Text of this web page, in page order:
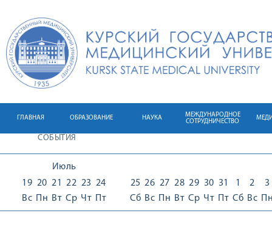
ГЛАВНАЯ ОБРАЗОВАНИЕ НАУКА
МЕЖДУНАРОДНОЕ
СОТРУДНИЧЕСТВО
СОБЫТИЯ
Июль
19
Вс
20
Пн
21
Вт
22
Ср
23
Чт
24
Пт
25
Сб
26
Вс
27
Пн
28
Вт
29
Ср
30
Чт
31
Пт
1
Сб
2
Вс
3